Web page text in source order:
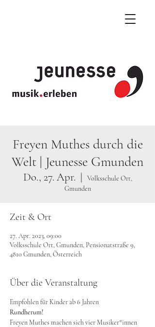
Freyen Muthes durch die
Welt | Jeunesse Gmunden
Do., 27. Apr.
  |
Volksschule Ort,
Gmunden
Zeit & Ort
27. Apr. 2023, 09:00
Volksschule Ort, Gmunden, Pensionatstraße 9,
4810 Gmunden, Österreich
Über die Veranstaltung
Empfohlen für Kinder ab 6 Jahren
Rundherum!
Freyen Muthes machen sich vier Musiker*innen